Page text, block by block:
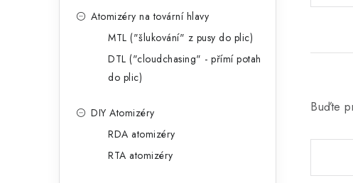
Atomizéry na tovární hlavy
MTL ("šlukování" z pusy do plic)
DTL ("cloudchasing" - přímí potah
do plic)
DIY Atomizéry
RDA atomizéry
RTA atomizéry
Buďte